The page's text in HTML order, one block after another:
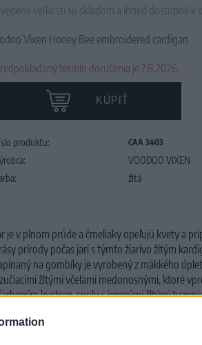
veľkosti sú skladom a ihneď dostupné k
Vixen Honey Bee embroidered cardigan
termín doručenia je 7.8.2026.
KÚPIŤ
produktu: CAA 3403
VOODOO VIXEN
žltá
je v plnom prúde a čmeliaky opeľujú kvety a
prírody počas jari s týmto žiarivo žltým
na gombíky je vyrobený z mäkkého
žltými včelami medonosnými, ktoré
kvetom, spolu s jemnými žltými tvarmi